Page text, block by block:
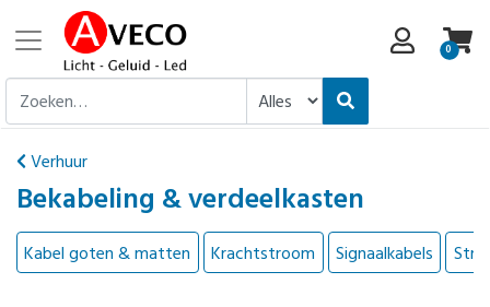
0
Verhuur
Bekabeling & verdeelkasten
Kabel goten & matten Krachtstroom Signaalkabels